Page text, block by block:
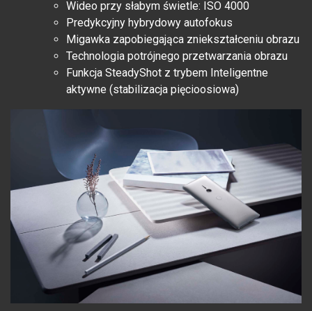
Wideo przy słabym świetle: ISO 4000
Predykcyjny hybrydowy autofokus
Migawka zapobiegająca zniekształceniu obrazu
Technologia potrójnego przetwarzania obrazu
Funkcja SteadyShot z trybem Inteligentne
aktywne (stabilizacja pięcioosiowa)